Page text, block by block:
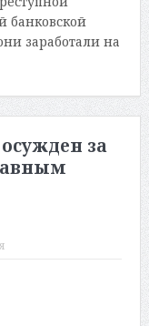
банковской
заработали на
за